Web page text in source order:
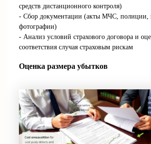
средств дистанционного контроля)
- Сбор документации (акты МЧС, полиции,
фотографии)
- Анализ условий страхового договора и
соответствия случая страховым рискам
Оценка размера убытков